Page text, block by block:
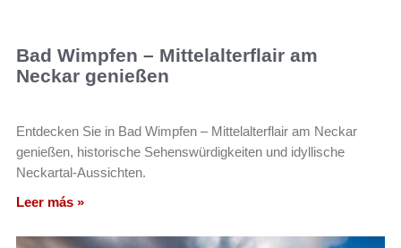
Bad Wimpfen – Mittelalterflair am
Neckar genießen
Entdecken Sie in Bad Wimpfen – Mittelalterflair am Neckar
genießen, historische Sehenswürdigkeiten und idyllische
Neckartal-Aussichten.
Leer más »